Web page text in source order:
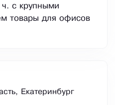
ч. с крупными
товары для офисов
Екатеринбург